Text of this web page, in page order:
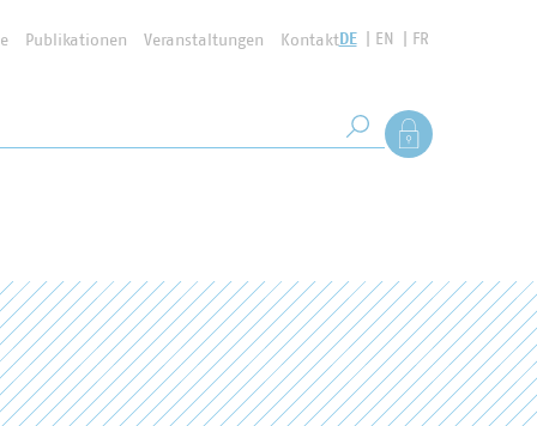
Publikationen Veranstaltungen KontaktDE EN FR
Suche starten
Als Mitglied